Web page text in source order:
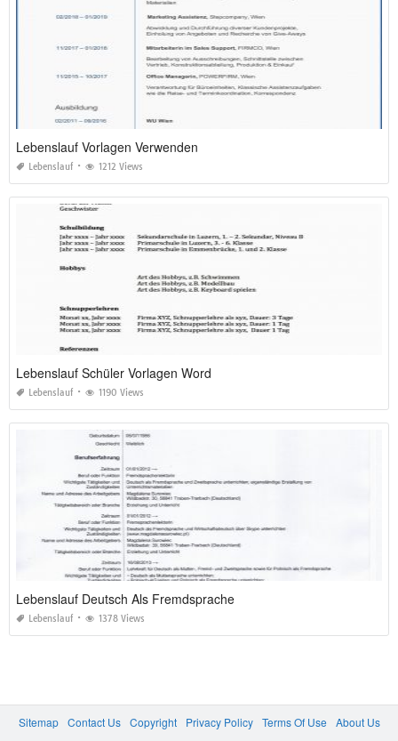
Lebenslauf Vorlagen Verwenden
Lebenslauf 1212 Views
Lebenslauf Schüler Vorlagen Word
Lebenslauf 1190 Views
Lebenslauf Deutsch Als Fremdsprache
Lebenslauf 1378 Views
Sitemap Contact Us Copyright Privacy Policy Terms Of Use
About Us